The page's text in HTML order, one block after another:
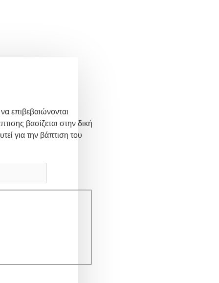
επιβεβαιώνονται
βασίζεται στην δική
για την βάπτιση του